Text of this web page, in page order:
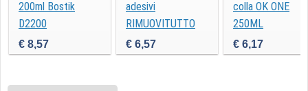
200ml Bostik
D2200
€ 8,57
adesivi
RIMUOVITUTTO
400ml
€ 6,57
colla OK ONE
250ML
€ 6,17